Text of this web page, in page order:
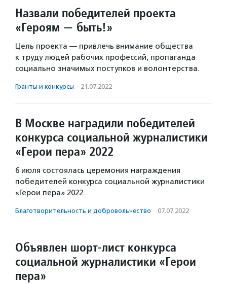
Назвали победителей проекта
«Героям — быть!»
Цель проекта — привлечь внимание общества
к труду людей рабочих профессий, пропаганда
социально значимых поступков и волонтерства.
Гранты и конкурсы · 21.07.2022
В Москве наградили победителей
конкурса социальной журналистики
«Герои пера» 2022
6 июля состоялась церемония награждения
победителей конкурса социальной журналистики
«Герои пера» 2022.
Благотвори­тель­ность и доброволь­чест­во · 07.07.2022
Объявлен шорт-лист конкурса
социальной журналистики «Герои
пера»